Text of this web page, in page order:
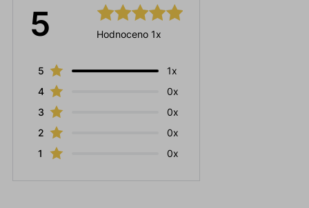
5 Hodnoceno 1x
5
1x
4
0x
3
0x
2
0x
1
0x